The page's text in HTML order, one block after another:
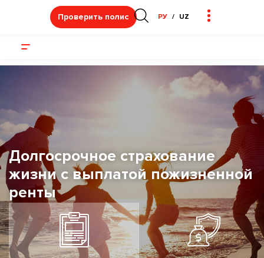
Проверить полис РУ UZ
Долгосрочное страхование
жизни с выплатой пожизненной
ренты